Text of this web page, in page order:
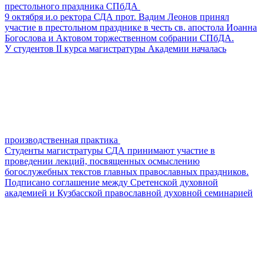
престольного праздника СПбДА
9 октября и.о ректора СДА прот. Вадим Леонов принял
участие в престольном празднике в честь св. апостола Иоанна
Богослова и Актовом торжественном собрании СПбДА.
У cтудентов II курса магистратуры Академии началась
производственная практика
Студенты магистратуры СДА принимают участие в
проведении лекций, посвященных осмыслению
богослужебных текстов главных православных праздников.
Подписано соглашение между Сретенской духовной
академией и Кузбасской православной духовной семинарией